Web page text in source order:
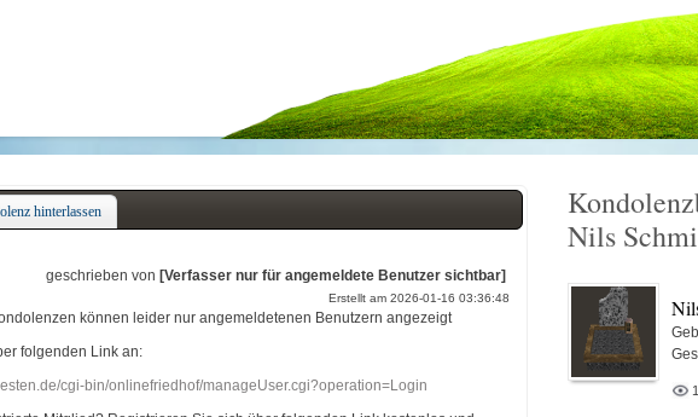
hinterlassen
geschrieben von [Verfasser nur für angemeldete Benutzer sichtbar]
Erstellt am 2026-01-16 03:36:48
können leider nur angemeldetenen Benutzern angezeigt
folgenden Link an:
cgi-bin/onlinefriedhof/manageUser.cgi?operation=Login
Nils